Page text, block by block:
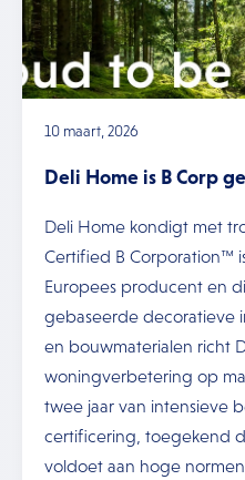
10 maart, 2026
Deli Home is B Corp
Deli Home kondigt met
Certified B Corporation™
Europees producent en
gebaseerde decoratieve
en bouwmaterialen richt
woningverbetering op
twee jaar van intensieve
certificering, toegekend
voldoet aan hoge